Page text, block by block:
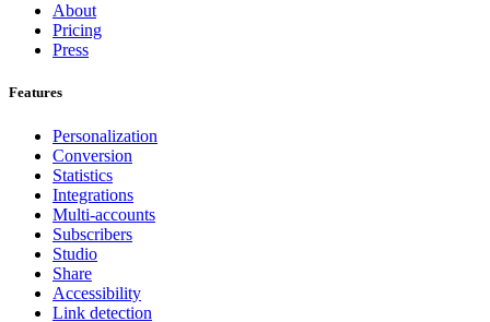
About
Pricing
Press
Features
Personalization
Conversion
Statistics
Integrations
Multi-accounts
Subscribers
Studio
Share
Accessibility
Link detection